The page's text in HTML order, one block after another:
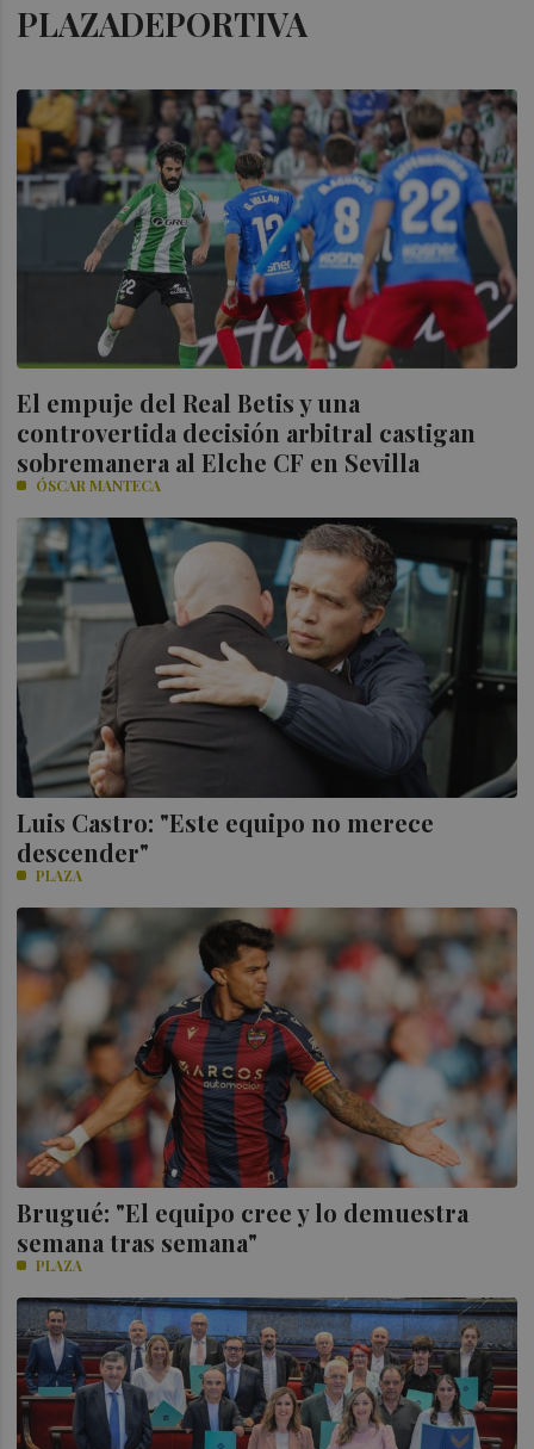
PLAZADEPORTIVA
El empuje del Real Betis y una
controvertida decisión arbitral castigan
sobremanera al Elche CF en Sevilla
ÓSCAR MANTECA
Luis Castro: "Este equipo no merece
descender"
PLAZA
Brugué: "El equipo cree y lo demuestra
semana tras semana"
PLAZA